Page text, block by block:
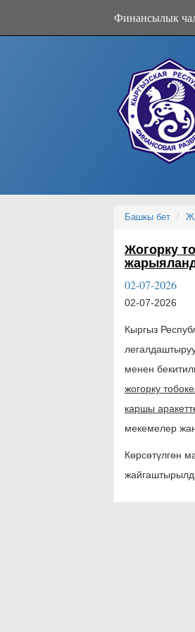
Финансылык
Башкы бет
Жогорку
02-07-2026
02-07-2026
Кыргыз
менен
жогорку
каршы
мекемелер
Көрсөтүлгөн